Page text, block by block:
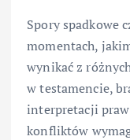
Spory spadkowe
momentach,
wynikać z
w testamencie,
interpretacji
konfliktów